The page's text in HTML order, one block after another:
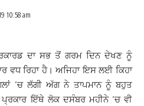
10:58 am
ਦਾ ਸਭ ਤੋਂ ਗਰਮ ਦਿਨ ਦੇਖਣ ਨੂੰ
ਵਧ ਰਿਹਾ ਹੈ। ਅਜਿਹਾ ਇਸ ਲਈ ਕਿਹਾ
‘ਚ ਲੱਗੀ ਅੱਗ ਨੇ ਤਾਪਮਾਨ ਨੂੰ ਬਹੁਤ
ਇੱਥੇ ਲੋਕ ਦਸੰਬਰ ਮਹੀਨੇ ‘ਚ ਵੀ